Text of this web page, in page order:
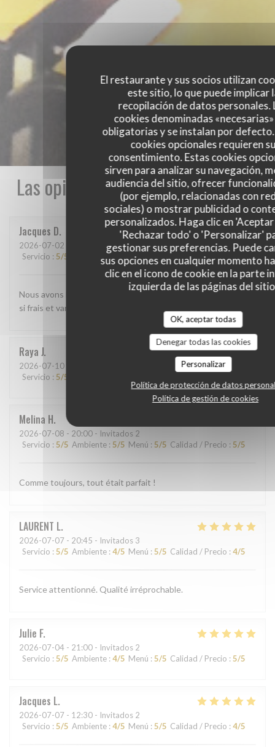
El restaurante y sus socios utilizan
este sitio, lo que puede implicar
recopilación de datos personales.
cookies denominadas
obligatorias y se instalan por
cookies opcionales requieren
consentimiento. Estas cookies
sirven para analizar su navegación,
audiencia del sitio, ofrecer
(por ejemplo, relacionadas con
sociales) o mostrar publicidad o
personalizados. Haga clic en
'Rechazar todo' o 'Personalizar'
gestionar sus preferencias. Puede
sus opciones en cualquier momento
clic en el icono de cookie en la parte
izquierda de las páginas del
OK, aceptar todas
Denegar todas las cookies
Personalizar
Política de protección de datos
Política de gestión de cookies
Las opiniones de nuestros clientes
Jacques D
2026-07-02 - 19:00 - Invitados 2
Servicio : 5/5 Ambiente: Menú Calidad / Precio
Nous avons beaucoup aimé le shashimi Akasaka. Les poissons
si frais et variés étaient absolument délicieux
Raya J
2026-07-10
Servicio : 5/5
Melina H
2026-07-08 - 20:00 - Invitados 2
Servicio : 5/5 Ambiente : 5/5 Menú : 5/5 Calidad / Precio : 5/5
Comme toujours, tout était parfait !
LAURENT L
2026-07-07 - 20:45 - Invitados 3
Servicio : 5/5 Ambiente : 4/5 Menú : 5/5 Calidad / Precio : 4/5
Service attentionné. Qualité irréprochable.
Julie F
2026-07-04 - 21:00 - Invitados 2
Servicio : 5/5 Ambiente : 4/5 Menú : 5/5 Calidad / Precio : 5/5
Jacques L
2026-07-07 - 12:30 - Invitados 2
Servicio : 5/5 Ambiente : 4/5 Menú : 5/5 Calidad / Precio : 4/5